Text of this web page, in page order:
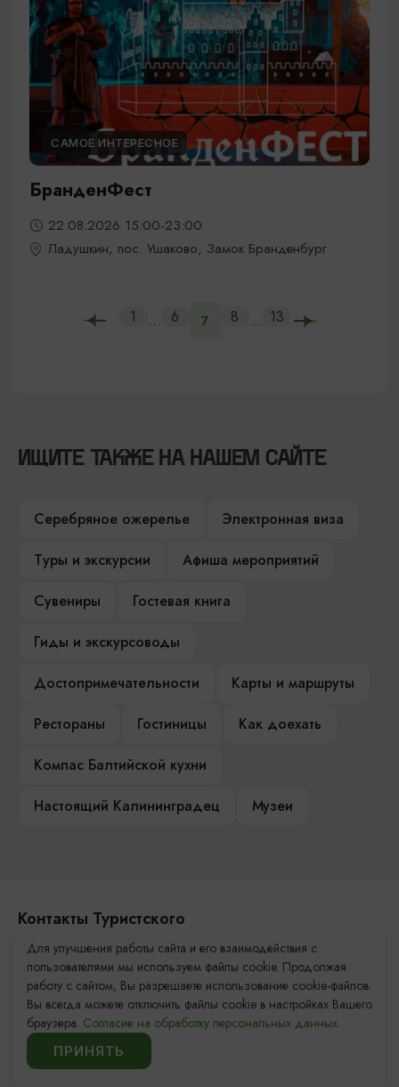
САМОЕ ИНТЕРЕСНОЕ
БранденФест
22.08.2026 15:00-23:00
Ладушкин, пос. Ушаково, Замок Бранденбург
1 ... 6 7 8 ... 13
ИЩИТЕ ТАКЖЕ НА НАШЕМ САЙТЕ
Серебряное ожерелье
Электронная виза
Туры и экскурсии
Афиша мероприятий
Сувениры
Гостевая книга
Гиды и экскурсоводы
Достопримечательности
Карты и маршруты
Рестораны
Гостиницы
Как доехать
Компас Балтийской кухни
Настоящий Калининградец
Музеи
Контакты Туристского
информационного центра
+7 (4012) 555-200
8 (800) 200-55-39
info@visit-kaliningrad.ru
Для улучшения работы сайта и его взаимодействия с
пользователями мы используем файлы cookie. Продолжая
работу с сайтом, Вы разрешаете использование cookie-файлов.
Вы всегда можете отключить файлы cookie в настройках Вашего
браузера. Согласие на обработку персональных данных.
ПРИНЯТЬ